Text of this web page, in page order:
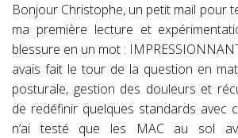
Bonjour Christophe, un petit mail pour
ma première lecture et
blessure en un mot :
avais fait le tour de la question en
posturale, gestion des douleurs et
de redéfinir quelques standards avec
n’ai testé que les MAC au sol